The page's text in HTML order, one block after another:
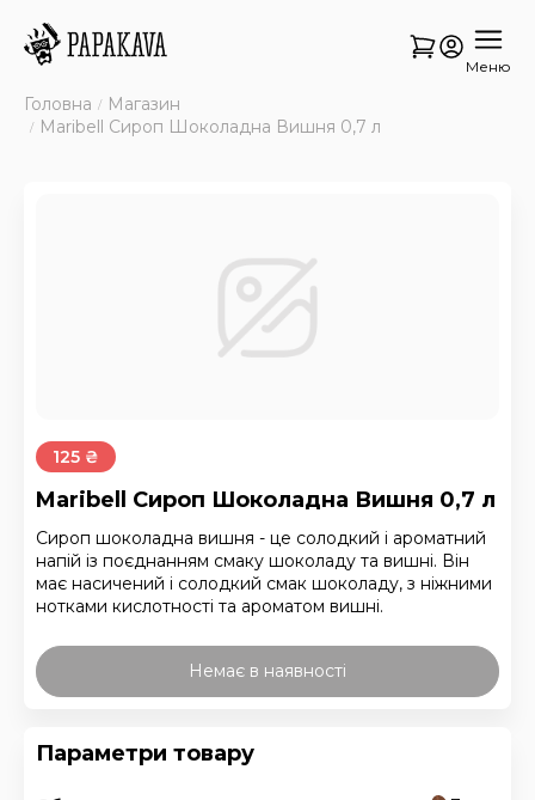
Меню
Головна
Магазин
Maribell Сироп Шоколадна Вишня 0,7 л
125 ₴
Maribell Сироп Шоколадна Вишня 0,7 л
Сироп шоколадна вишня - це солодкий і ароматний
напій із поєднанням смаку шоколаду та вишні. Він
має насичений і солодкий смак шоколаду, з ніжними
нотками кислотності та ароматом вишні.
Немає в наявності
Параметри товару